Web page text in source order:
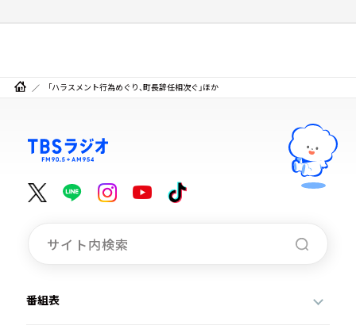
「ハラスメント行為めぐり、町長辞任相次ぐ」ほか
番組表